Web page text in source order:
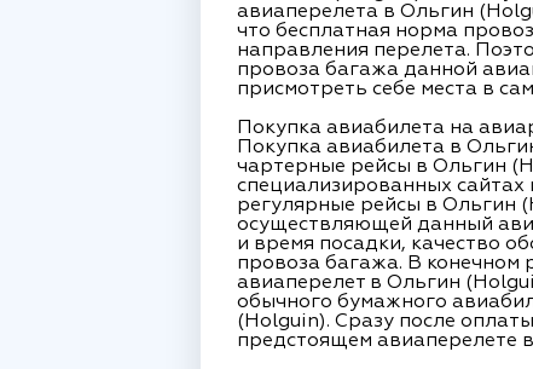
авиаперелета в Ольгин
что бесплатная норма
направления перелета.
провоза багажа данной
присмотреть себе места в
Покупка авиабилета на
Покупка авиабилета в
чартерные рейсы в Ольгин
специализированных
регулярные рейсы в Ольгин
осуществляющей данный
и время посадки, качество
провоза багажа. В конечном
авиаперелет в Ольгин
обычного бумажного
(Holguin). Сразу после
предстоящем авиаперелете